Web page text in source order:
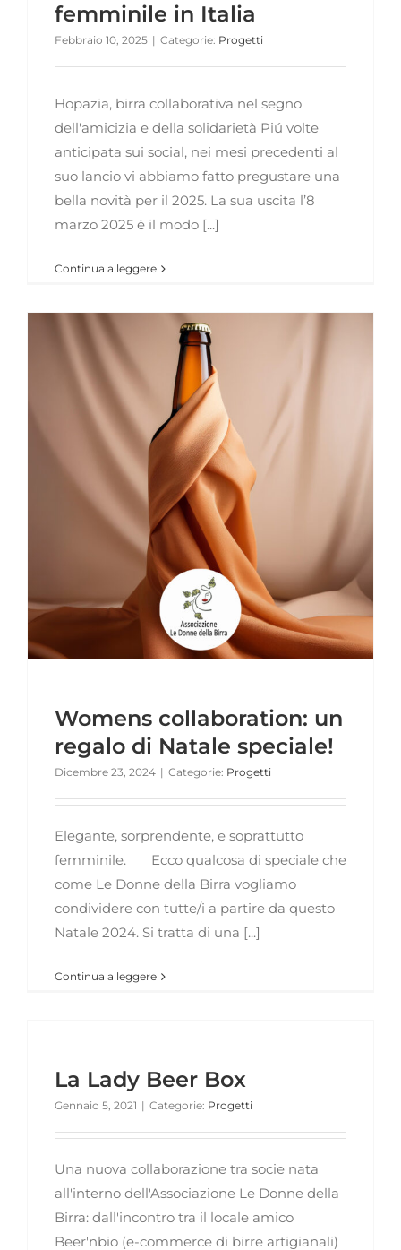
femminile in Italia
Febbraio 10, 2025 | Categorie: Progetti
Hopazia, birra collaborativa nel segno
dell'amicizia e della solidarietà Piú volte
anticipata sui social, nei mesi precedenti al
suo lancio vi abbiamo fatto pregustare una
bella novità per il 2025. La sua uscita l’8
marzo 2025 è il modo [...]
Continua a leggere
Womens collaboration: un
regalo di Natale speciale!
Dicembre 23, 2024 | Categorie: Progetti
Elegante, sorprendente, e soprattutto
femminile. Ecco qualcosa di speciale che
come Le Donne della Birra vogliamo
condividere con tutte/i a partire da questo
Natale 2024. Si tratta di una [...]
Continua a leggere
La Lady Beer Box
Gennaio 5, 2021 | Categorie: Progetti
Una nuova collaborazione tra socie nata
all'interno dell'Associazione Le Donne della
Birra: dall'incontro tra il locale amico
Beer'nbio (e-commerce di birre artigianali)